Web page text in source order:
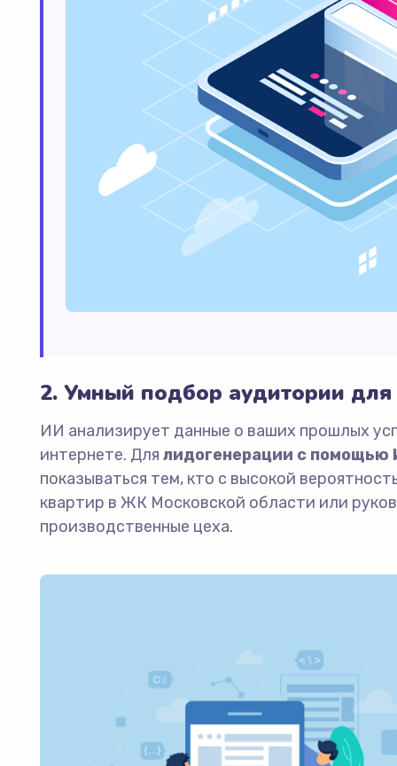
2. Умный подбор аудитории
ИИ анализирует данные о ваших прошлых
интернете. Для лидогенерации с помощью
показываться тем, кто с высокой
квартир в ЖК Московской области или
производственные цеха.